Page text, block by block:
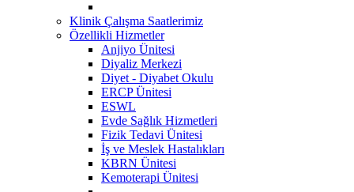
Klinik Çalışma Saatlerimiz
Özellikli Hizmetler
Anjiyo Ünitesi
Diyaliz Merkezi
Diyet - Diyabet Okulu
ERCP Ünitesi
ESWL
Evde Sağlık Hizmetleri
Fizik Tedavi Ünitesi
İş ve Meslek Hastalıkları
KBRN Ünitesi
Kemoterapi Ünitesi